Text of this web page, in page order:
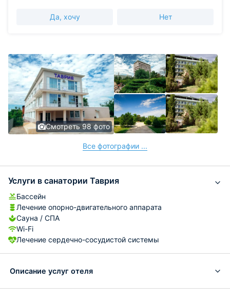
Да, хочу Нет
Смотреть 98 фото
Все фотографии ...
Услуги в санатории Таврия
Бассейн
Лечение опорно-двигательного аппарата
Сауна / СПА
Wi-Fi
Лечение сердечно-сосудистой системы
Описание услуг отеля